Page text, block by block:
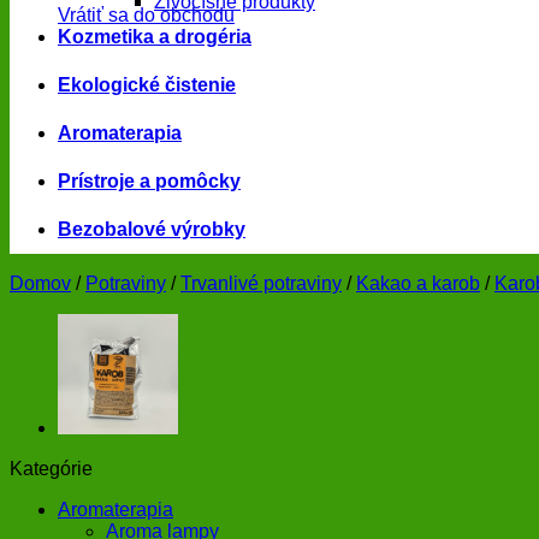
Vrátiť sa do obchodu
Kozmetika a drogéria
Ekologické čistenie
Aromaterapia
Prístroje a pomôcky
Bezobalové výrobky
Domov / Potraviny / Trvanlivé potraviny / Kakao a karob /
Kategórie
Aromaterapia
Aroma lampy